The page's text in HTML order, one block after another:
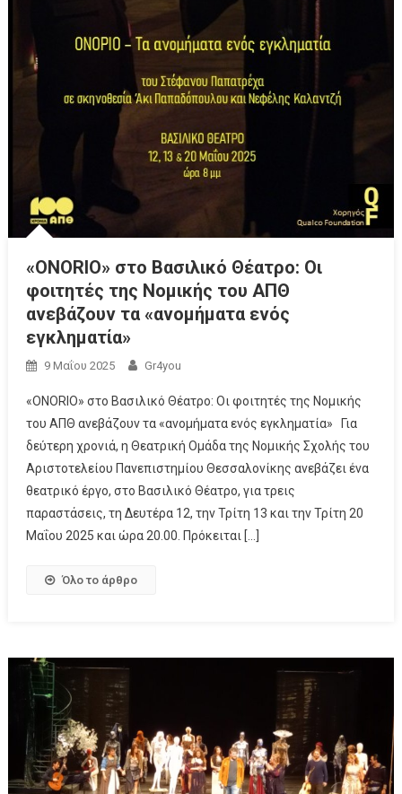
«ONORIO» στο Βασιλικό Θέατρο: Οι
φοιτητές της Νομικής του ΑΠΘ
ανεβάζουν τα «ανομήματα ενός
εγκληματία»
9 Μαΐου 2025 Gr4you
«ONORIO» στο Βασιλικό Θέατρο: Οι φοιτητές της Νομικής
του ΑΠΘ ανεβάζουν τα «ανομήματα ενός εγκληματία» Για
δεύτερη χρονιά, η Θεατρική Ομάδα της Νομικής Σχολής του
Αριστοτελείου Πανεπιστημίου Θεσσαλονίκης ανεβάζει ένα
θεατρικό έργο, στο Βασιλικό Θέατρο, για τρεις
παραστάσεις, τη Δευτέρα 12, την Τρίτη 13 και την Τρίτη 20
Μαΐου 2025 και ώρα 20.00. Πρόκειται […]
Όλο το άρθρο